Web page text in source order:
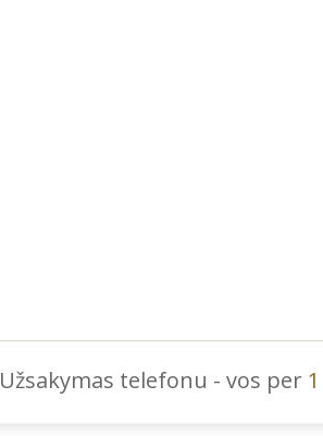
Užsakymas telefonu - vos per 1